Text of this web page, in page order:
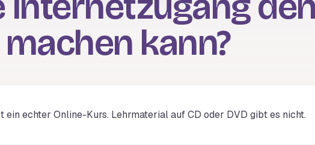
kann?
ein echter Online-Kurs. Lehrmaterial auf CD oder DVD gibt es nicht.